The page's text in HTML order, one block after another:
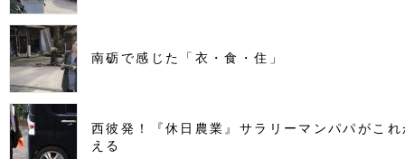
南砺で感じた「衣・食・住」
西彼発！『休日農業』サラリーマンパパがこ
える